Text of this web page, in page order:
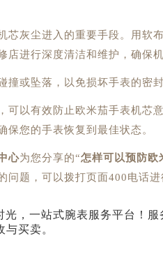
灰尘进入的重要手段。用软
店进行深度清洁和维护，确保
或坠落，以免损坏手表的密封
以有效防止欧米茄手表机芯意
保您的手表恢复到最佳状态。
心为您分享的“怎样可以预防欧
问题，可以拨打页面400电话进